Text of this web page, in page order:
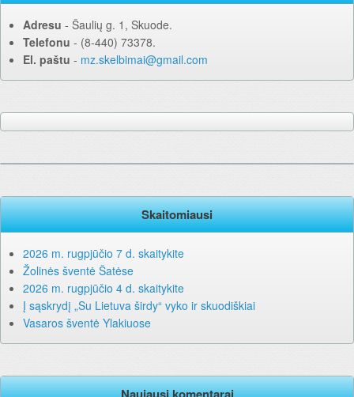
Adresu ‐ Šaulių g. 1, Skuode.
Telefonu ‐ (8-440) 73378.
El. paštu ‐ mz.skelbimai@gmail.com
Skaitomiausi
2026 m. rugpjūčio 7 d. skaitykite
Žolinės šventė Šatėse
2026 m. rugpjūčio 4 d. skaitykite
Į sąskrydį „Su Lietuva širdy“ vyko ir skuodiškiai
Vasaros šventė Ylakiuose